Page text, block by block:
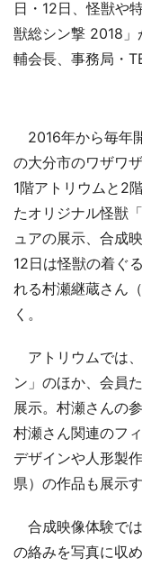
日・12日、怪獣や
獣総シン撃 2018
輔会長、事務局・
2016年から毎年
の大分市のワザワ
1階アトリウムと2
たオリジナル怪獣
ュアの展示、合成
12日は怪獣の着ぐ
れる村瀬継蔵さん
く。
アトリウムでは
ン」のほか、会員
展示。村瀬さんの
村瀬さん関連のフ
デザインや人形製
県）の作品も展示す
合成映像体験で
の絡みを写真に収